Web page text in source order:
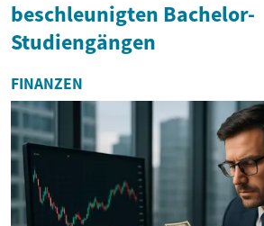
beschleunigten Bachelor-
Studiengängen
FINANZEN